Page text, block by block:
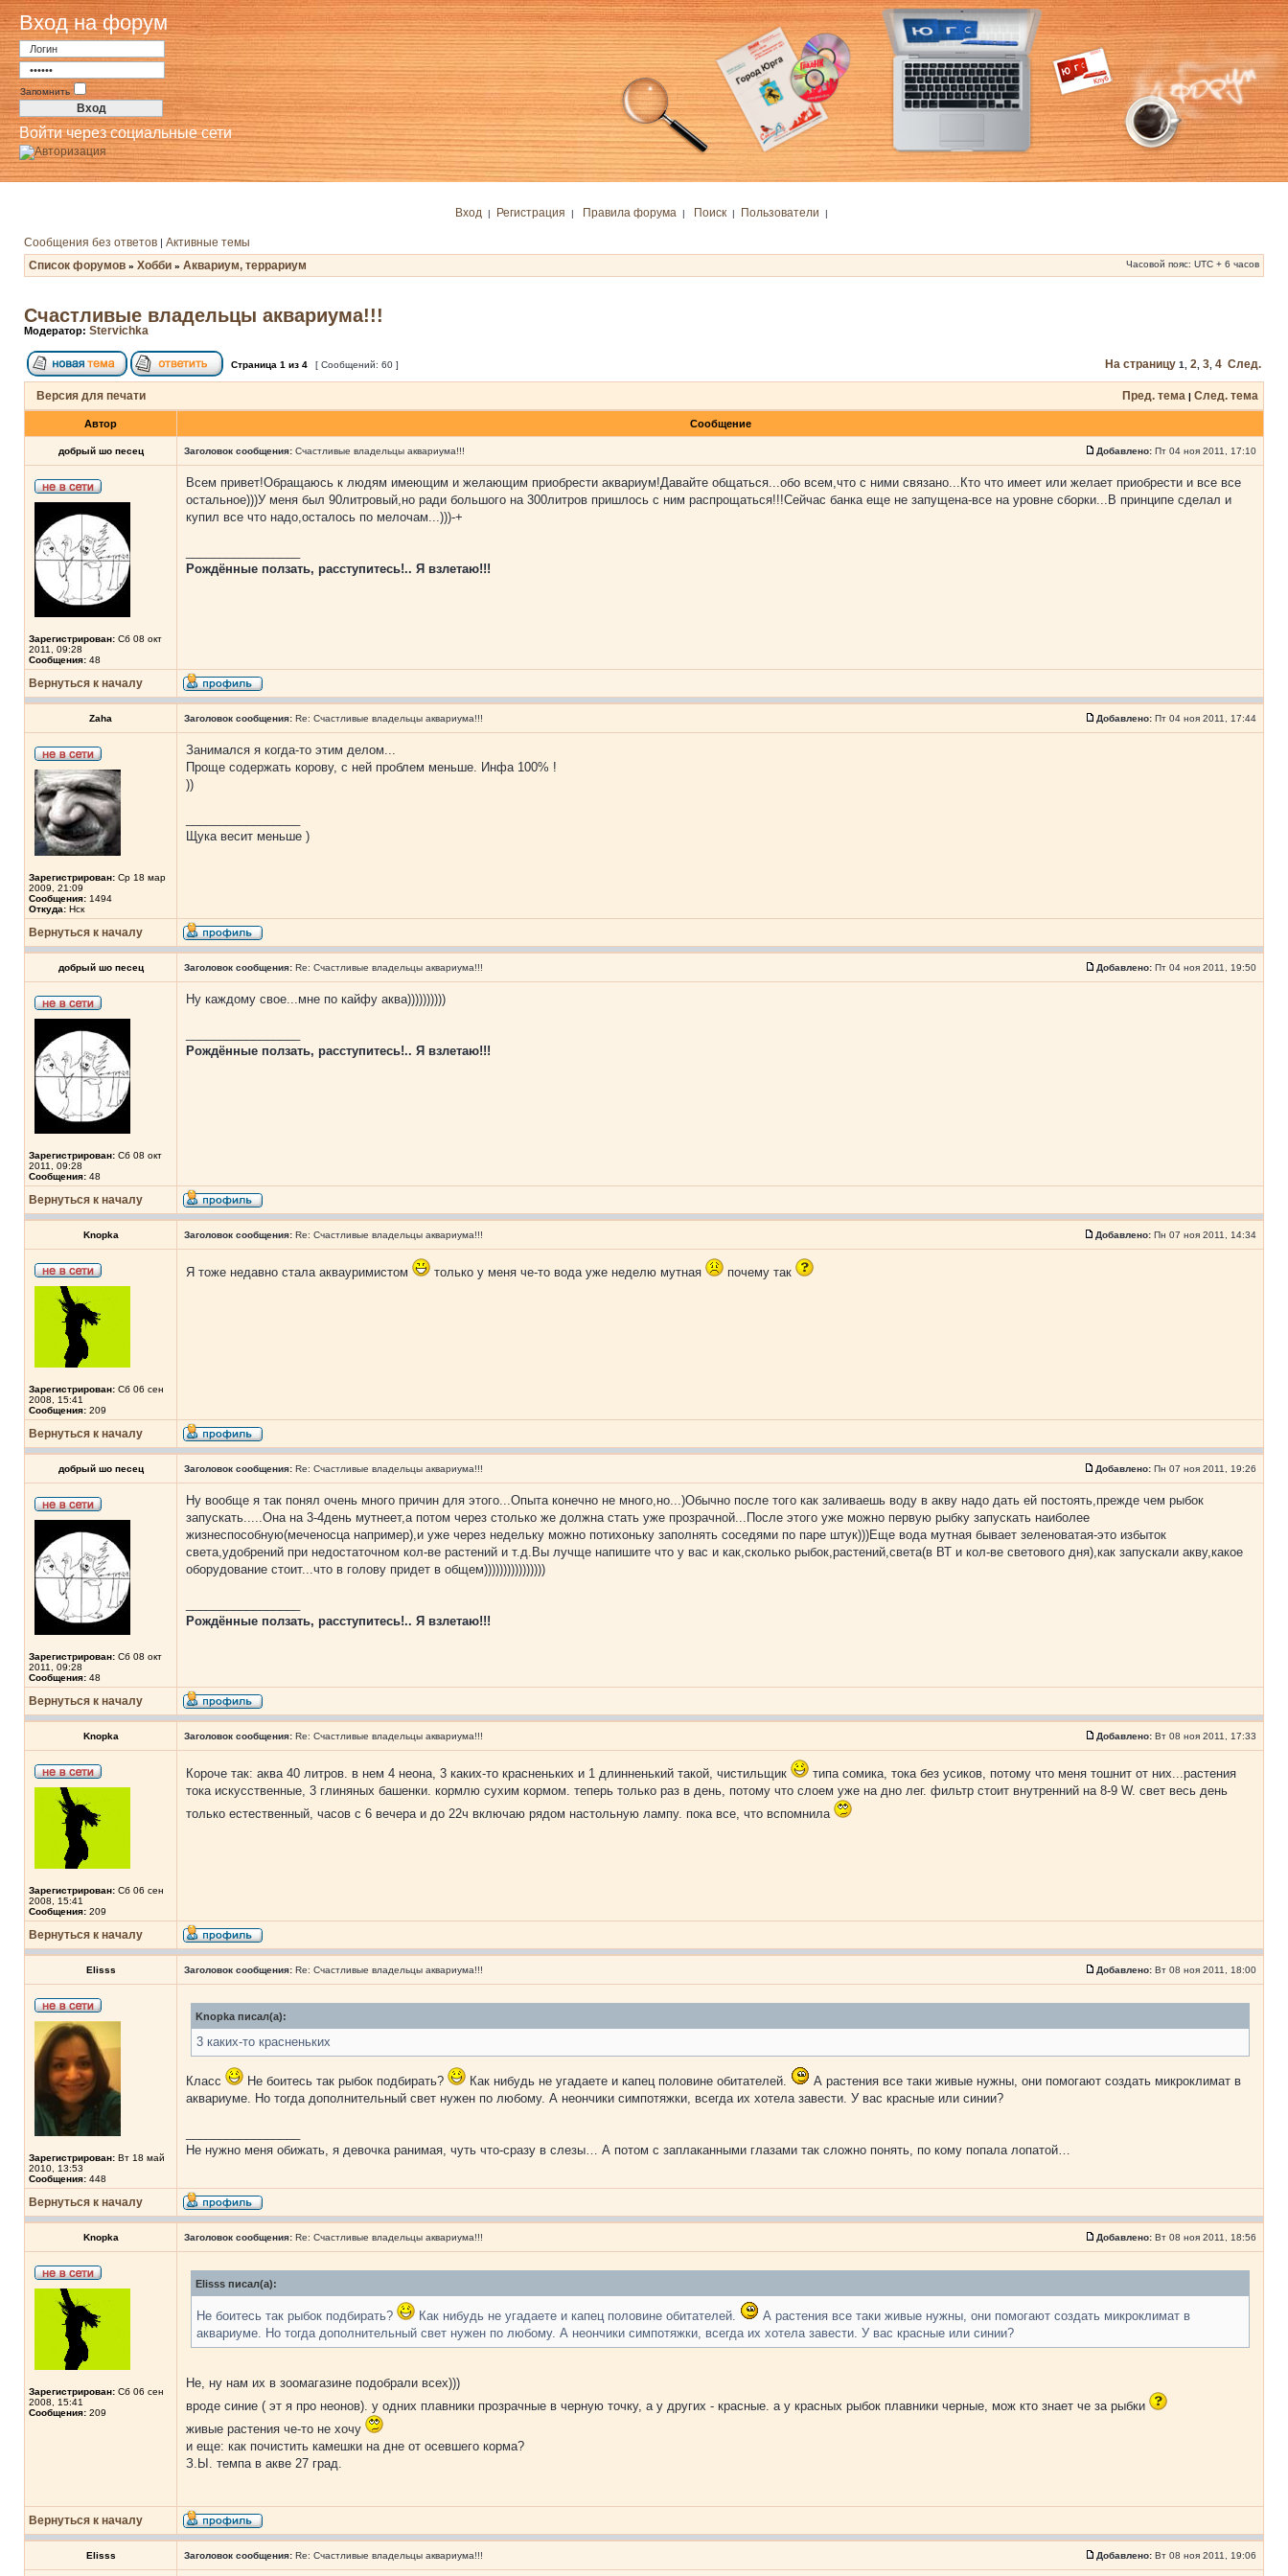
Вход на форум
Запомнить
Войти через социальные сети
Вход | Регистрация | Правила форума | Поиск| Пользователи |
Сообщения без ответов | Активные темы
Список форумов » Хобби » Аквариум, террариум Часовой пояс: UTC + 6 часов
Счастливые владельцы аквариума!!!
Модератор: Stervichka
Страница 1 из 4 [ Сообщений: 60 ] На страницу 1 2 3 4 След.
Версия для печати Пред. тема | След. тема
Автор Сообщение
добрый шо песец Заголовок сообщения: Счастливые владельцы аквариума!!! Добавлено: Пт 04 ноя 2011, 17:10
Зарегистрирован: Сб 08 окт
2011, 09:28
Сообщения: 48
Всем привет!Обращаюсь к людям имеющим и желающим приобрести аквариум!Давайте общаться...обо всем,что с ними связано...Кто что имеет или желает приобрести и все все
остальное)))У меня был 90литровый,но ради большого на 300литров пришлось с ним распрощаться!!!Сейчас банка еще не запущена-все на уровне сборки...В принципе сделал и
купил все что надо,осталось по мелочам...)))-+
Рождённые ползать, расступитесь!.. Я взлетаю!!!
Вернуться к началу
Zaha Заголовок сообщения: Re: Счастливые владельцы аквариума!!! Добавлено: Пт 04 ноя 2011, 17:44
Зарегистрирован: Ср 18 мар
2009, 21:09
Сообщения: 1494
Откуда: Нск
Занимался я когда-то этим делом...
Проще содержать корову, с ней проблем меньше. Инфа 100% !
))
Щука весит меньше )
Вернуться к началу
добрый шо песец Заголовок сообщения: Re: Счастливые владельцы аквариума!!! Добавлено: Пт 04 ноя 2011, 19:50
Зарегистрирован: Сб 08 окт
2011, 09:28
Сообщения: 48
Ну каждому свое...мне по кайфу аква))))))))))
Рождённые ползать, расступитесь!.. Я взлетаю!!!
Вернуться к началу
Knopka Заголовок сообщения: Re: Счастливые владельцы аквариума!!! Добавлено: Пн 07 ноя 2011, 14:34
Зарегистрирован: Сб 06 сен
2008, 15:41
Сообщения: 209
Я тоже недавно стала аквауримистом только у меня че-то вода уже неделю мутная почему так
Вернуться к началу
добрый шо песец Заголовок сообщения: Re: Счастливые владельцы аквариума!!! Добавлено: Пн 07 ноя 2011, 19:26
Зарегистрирован: Сб 08 окт
2011, 09:28
Сообщения: 48
Ну вообще я так понял очень много причин для этого...Опыта конечно не много,но...)Обычно после того как заливаешь воду в акву надо дать ей постоять,прежде чем рыбок
запускать.....Она на 3-4день мутнеет,а потом через столько же должна стать уже прозрачной...После этого уже можно первую рыбку запускать наиболее
жизнеспособную(меченосца например),и уже через недельку можно потихоньку заполнять соседями по паре штук)))Еще вода мутная бывает зеленоватая-это избыток
света,удобрений при недостаточном кол-ве растений и т.д.Вы лучще напишите что у вас и как,сколько рыбок,растений,света(в ВТ и кол-ве светового дня),как запускали акву,какое
оборудование стоит...что в голову придет в общем))))))))))))))))
Рождённые ползать, расступитесь!.. Я взлетаю!!!
Вернуться к началу
Knopka Заголовок сообщения: Re: Счастливые владельцы аквариума!!! Добавлено: Вт 08 ноя 2011, 17:33
Зарегистрирован: Сб 06 сен
2008, 15:41
Сообщения: 209
Короче так: аква 40 литров. в нем 4 неона, 3 каких-то красненьких и 1 длинненький такой, чистильщик
типа сомика, тока без усиков, потому что меня тошнит от них...растения
тока искусственные, 3 глиняных башенки. кормлю сухим кормом. теперь только раз в день, потому что слоем уже на дно лег. фильтр стоит внутренний на 8-9 W. свет весь день
только естественный, часов с 6 вечера и до 22ч включаю рядом настольную лампу. пока все, что вспомнила
Вернуться к началу
Elisss Заголовок сообщения: Re: Счастливые владельцы аквариума!!! Добавлено: Вт 08 ноя 2011, 18:00
Зарегистрирован: Вт 18 май
2010, 13:53
Сообщения: 448
Knopka писал(а):
3 каких-то красненьких
Класс Не боитесь так рыбок подбирать? Как нибудь не угадаете и капец половине обитателей.
А растения все таки живые нужны, они помогают создать микроклимат в
аквариуме. Но тогда дополнительный свет нужен по любому. А неончики симпотяжки, всегда их хотела завести. У вас красные или синии?
Не нужно меня обижать, я девочка ранимая, чуть что-сразу в слезы… А потом с заплаканными глазами так сложно понять, по кому попала лопатой…
Вернуться к началу
Knopka Заголовок сообщения: Re: Счастливые владельцы аквариума!!! Добавлено: Вт 08 ноя 2011, 18:56
Зарегистрирован: Сб 06 сен
2008, 15:41
Сообщения: 209
Elisss писал(а):
Не боитесь так рыбок подбирать? Как нибудь не угадаете и капец половине обитателей.
А растения все таки живые нужны, они помогают создать микроклимат в
аквариуме. Но тогда дополнительный свет нужен по любому. А неончики симпотяжки, всегда их хотела завести. У вас красные или синии?
Не, ну нам их в зоомагазине подобрали всех)))
вроде синие ( эт я про неонов). у одних плавники прозрачные в черную точку, а у других - красные. а у красных рыбок плавники черные, мож кто знает че за рыбки
живые растения че-то не хочу
и еще: как почистить камешки на дне от осевшего корма?
З.Ы. темпа в акве 27 град.
Вернуться к началу
Elisss Заголовок сообщения: Re: Счастливые владельцы аквариума!!! Добавлено: Вт 08 ноя 2011, 19:06